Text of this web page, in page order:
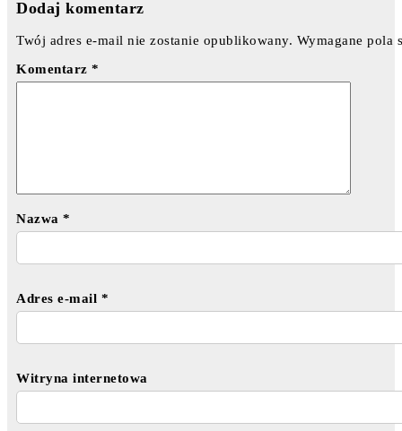
Dodaj komentarz
Twój adres e-mail nie zostanie opublikowany. Wymagane pola
Komentarz *
Nazwa *
Adres e-mail *
Witryna internetowa